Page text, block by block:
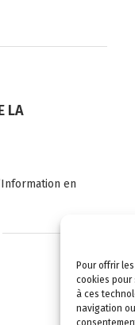
Pour offrir
cookies pour
à ces
navigation
LA
en